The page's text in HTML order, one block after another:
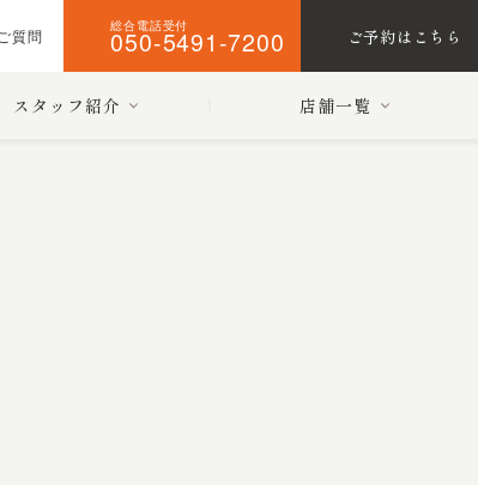
質問 050-5491-7200
総合電話受付 ご予約はこちら
スタッフ紹介 店舗一覧